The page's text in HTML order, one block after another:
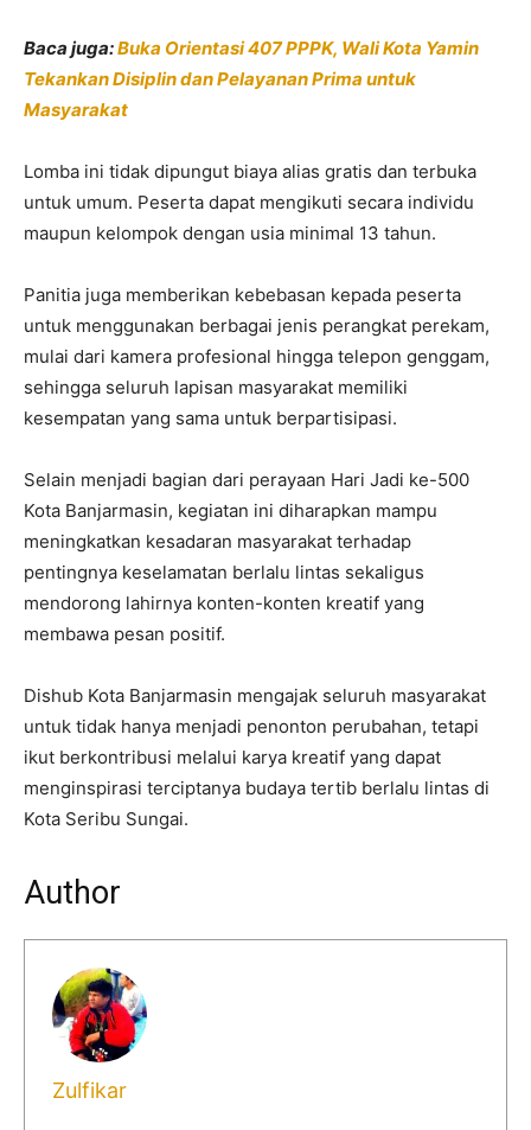
Baca juga:Buka Orientasi 407 PPPK, Wali Kota Yamin
Tekankan Disiplin dan Pelayanan Prima untuk
Masyarakat
Lomba ini tidak dipungut biaya alias gratis dan terbuka
untuk umum. Peserta dapat mengikuti secara individu
maupun kelompok dengan usia minimal 13 tahun.
Panitia juga memberikan kebebasan kepada peserta
untuk menggunakan berbagai jenis perangkat perekam,
mulai dari kamera profesional hingga telepon genggam,
sehingga seluruh lapisan masyarakat memiliki
kesempatan yang sama untuk berpartisipasi.
Selain menjadi bagian dari perayaan Hari Jadi ke-500
Kota Banjarmasin, kegiatan ini diharapkan mampu
meningkatkan kesadaran masyarakat terhadap
pentingnya keselamatan berlalu lintas sekaligus
mendorong lahirnya konten-konten kreatif yang
membawa pesan positif.
Dishub Kota Banjarmasin mengajak seluruh masyarakat
untuk tidak hanya menjadi penonton perubahan, tetapi
ikut berkontribusi melalui karya kreatif yang dapat
menginspirasi terciptanya budaya tertib berlalu lintas di
Kota Seribu Sungai.
Author
Zulfikar